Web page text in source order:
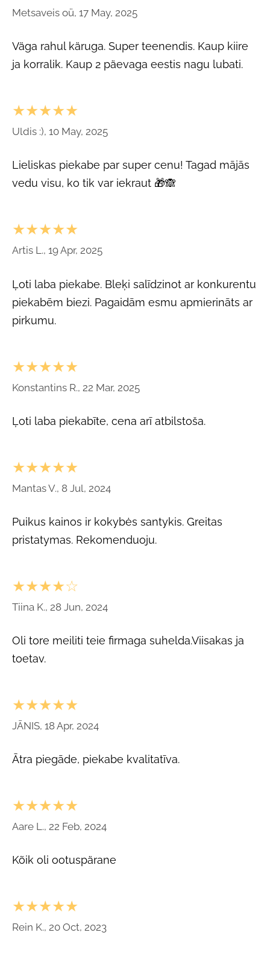
Metsaveis oü, 17 May, 2025
Väga rahul käruga. Super teenendis. Kaup kiire
ja korralik. Kaup 2 päevaga eestis nagu lubati.
★★★★★
Uldis :), 10 May, 2025
Lieliskas piekabe par super cenu! Tagad mājās
vedu visu, ko tik var iekraut 🎁🙈
★★★★★
Artis L., 19 Apr, 2025
Ļoti laba piekabe. Bleķi salīdzinot ar konkurentu
piekabēm biezi. Pagaidām esmu apmierināts ar
pirkumu.
★★★★★
Konstantins R., 22 Mar, 2025
Ļoti laba piekabīte, cena arī atbilstoša.
★★★★★
Mantas V., 8 Jul, 2024
Puikus kainos ir kokybės santykis. Greitas
pristatymas. Rekomenduoju.
★★★★☆
Tiina K., 28 Jun, 2024
Oli tore meiliti teie firmaga suhelda.Viisakas ja
toetav.
★★★★★
JĀNIS, 18 Apr, 2024
Ātra piegāde, piekabe kvalitatīva.
★★★★★
Aare L., 22 Feb, 2024
Kõik oli ootuspärane
★★★★★
Rein K., 20 Oct, 2023